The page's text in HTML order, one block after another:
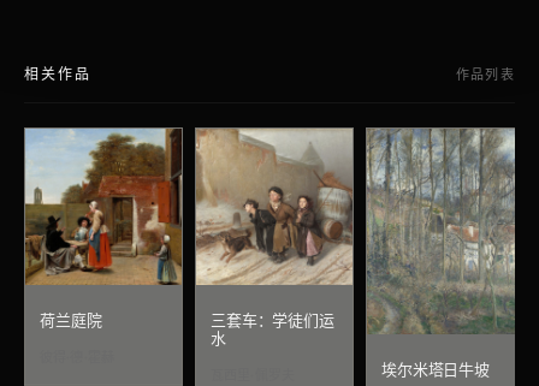
相关作品 作品列表
荷兰庭院
三套车：学徒们运
水
埃尔米塔日牛坡